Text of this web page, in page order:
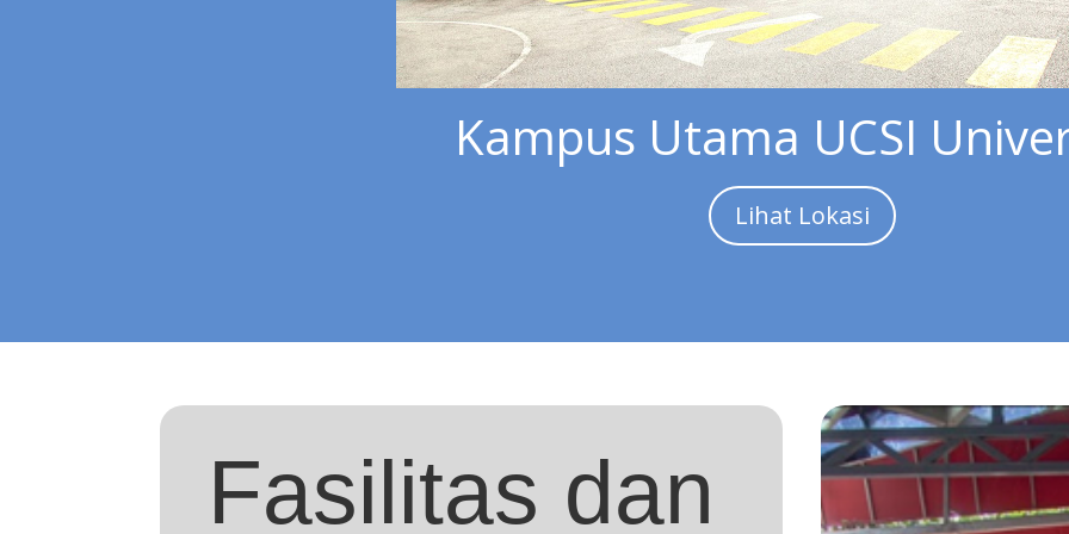
Kampus Utama UCSI
Lihat Lokasi
Fasilitas dan